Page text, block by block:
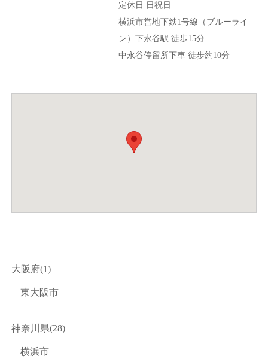
定休日 日祝日
横浜市営地下鉄1号線（ブルーライ
ン）下永谷駅 徒歩15分
中永谷停留所下車 徒歩約10分
大阪府(1)
東大阪市
神奈川県(28)
横浜市